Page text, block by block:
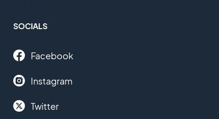
SOCIALS
Facebook
Instagram
Twitter